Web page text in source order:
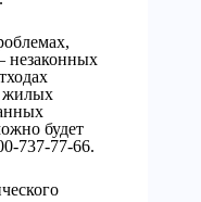
незаконных
жилых
будет
737-77-66.